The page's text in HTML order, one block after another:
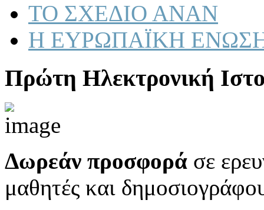
ΤΟ ΣΧΕΔΙΟ ΑΝΑΝ
Η ΕΥΡΩΠΑΪΚΗ
Πρώτη Ηλεκτρονική
Δωρεάν προσφορά σε
μαθητές και